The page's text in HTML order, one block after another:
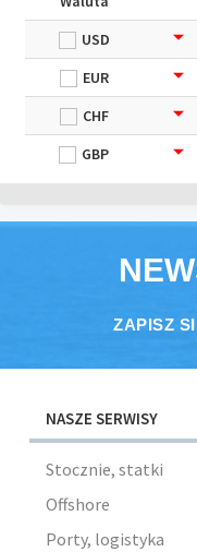
USD
EUR
CHF
GBP
ZAPISZ
NASZE SERWISY
Stocznie, statki
Offshore
Porty, logistyka